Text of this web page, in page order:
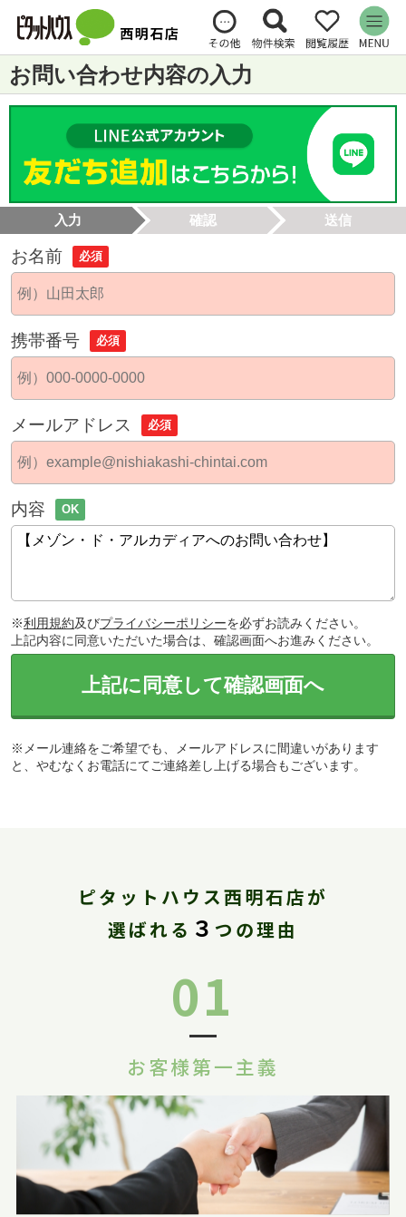
お問い合わせ内容の入力
入力 確認 送信
お名前 必須
携帯番号 必須
メールアドレス 必須
内容 OK
※利用規約及びプライバシーポリシーを必ずお読みください。
上記内容に同意いただいた場合は、確認画面へお進みください。
上記に同意して確認画面へ
※メール連絡をご希望でも、メールアドレスに間違いがあります
と、やむなくお電話にてご連絡差し上げる場合もございます。
ピタットハウス西明石店が
選ばれる ３ つの理由
01
お客様第一主義